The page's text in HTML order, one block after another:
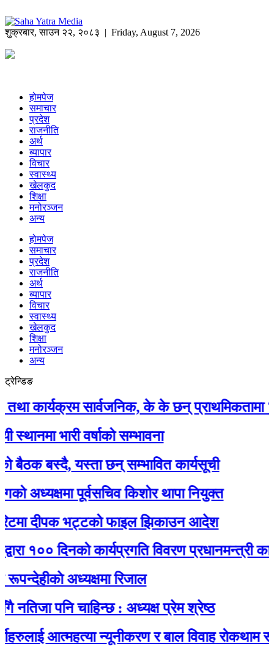
शुक्रबार,साउन २२, २०८३ | Friday, August 7, 2026
होमपेज
समाचार
प्रदेश
राजनीति
अर्थ
ब्यापार
विचार
स्वास्थ्य
खेलकुद
शिक्षा
मनोरञ्जन
अन्य
होमपेज
समाचार
प्रदेश
राजनीति
अर्थ
ब्यापार
विचार
स्वास्थ्य
खेलकुद
शिक्षा
मनोरञ्जन
अन्य
ट्रेन्डिङ
सार्वजनिक, के के छन् प्राथमिकतामा ?
भारी वर्षाको सम्भावना
बस्दै, यस्ता छन् सम्भावित कार्यसूची
पूर्वसचिव किशोर थापा नियुक्त
दीपक भट्टको फाइल झिकाउन आदेश
दिनको कार्यप्रगति विवरण प्रधानमन्त्री
अध्यक्षमा रिजाल
पनि चाहिन्छ : अध्यक्ष प्रेम श्रेष्ठ
आत्महत्या न्यूनीकरण र बाल विवाह रोकथाम